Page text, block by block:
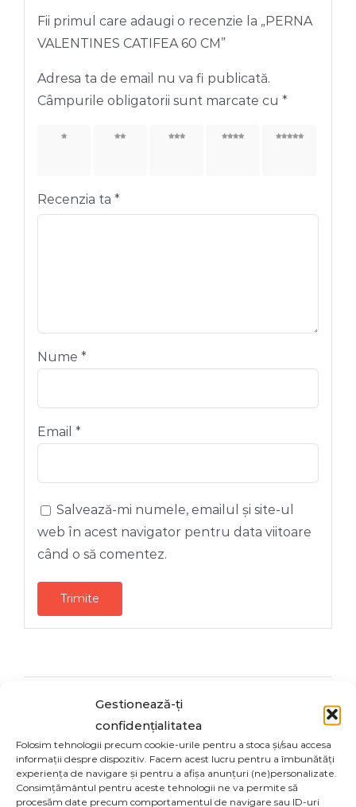
Gestionează-ți
confidențialitatea
Folosim tehnologii precum cookie-urile pentru a stoca și/sau accesa
informații despre dispozitiv. Facem acest lucru pentru a îmbunătăți
experiența de navigare și pentru a afișa anunțuri (ne)personalizate.
Consimțământul pentru aceste tehnologii ne va permite să
procesăm date precum comportamentul de navigare sau ID-uri
Fii primul care adaugi o recenzie la „PERNA
VALENTINES CATIFEA 60 CM”
Adresa ta de email nu va fi publicată.
Câmpurile obligatorii sunt marcate cu *
Una
2 din
3 din
4 din
5 din
Recenzia ta *
Nume *
Email *
Salvează-mi numele, emailul și site-ul
web în acest navigator pentru data viitoare
când o să comentez.
Share On
Facebook
Pin This Product
Email This
Product